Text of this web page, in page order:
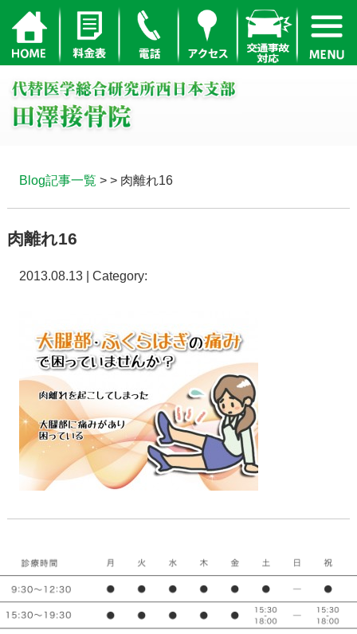
Blog記事一覧 > > 肉離れ16
肉離れ16
2013.08.13 | Category: